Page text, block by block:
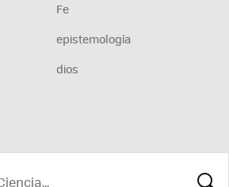
Fe
epistemología
dios